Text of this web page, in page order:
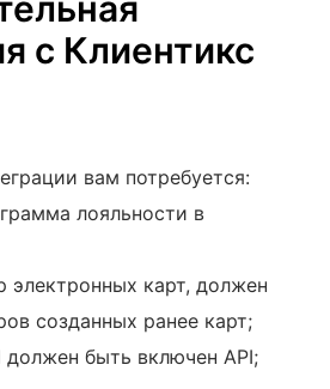
c Клиентикс
вам потребуется:
лояльности в
электронных карт, должен
созданных ранее карт;
должен быть включен API;